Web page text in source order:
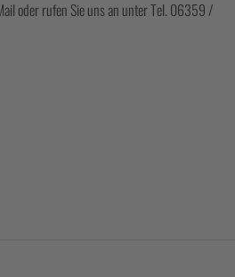
oder rufen Sie uns an unter Tel. 06359 /